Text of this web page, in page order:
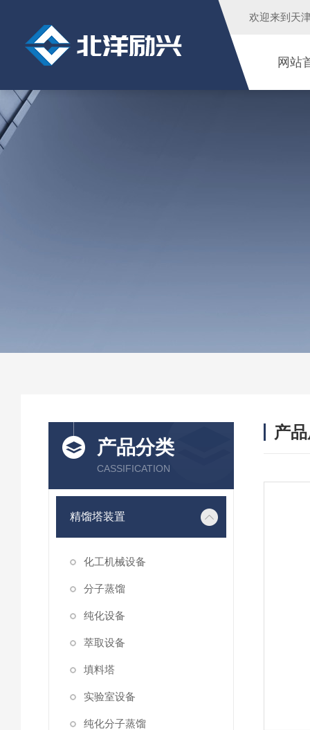
欢迎来到 天
网站
产品分类
CASSIFICATION
精馏塔装置
化工机械设备
分子蒸馏
纯化设备
萃取设备
填料塔
实验室设备
纯化分子蒸馏
产